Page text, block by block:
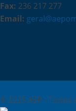
Fax: 236 217 277
Email:
© 2025 AEP -